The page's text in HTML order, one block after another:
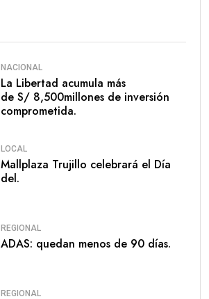
NACIONAL
La Libertad acumula más
de S/ 8,500millones de inversión
comprometida.
LOCAL
Mallplaza Trujillo celebrará el Día
del.
REGIONAL
ADAS: quedan menos de 90 días.
REGIONAL